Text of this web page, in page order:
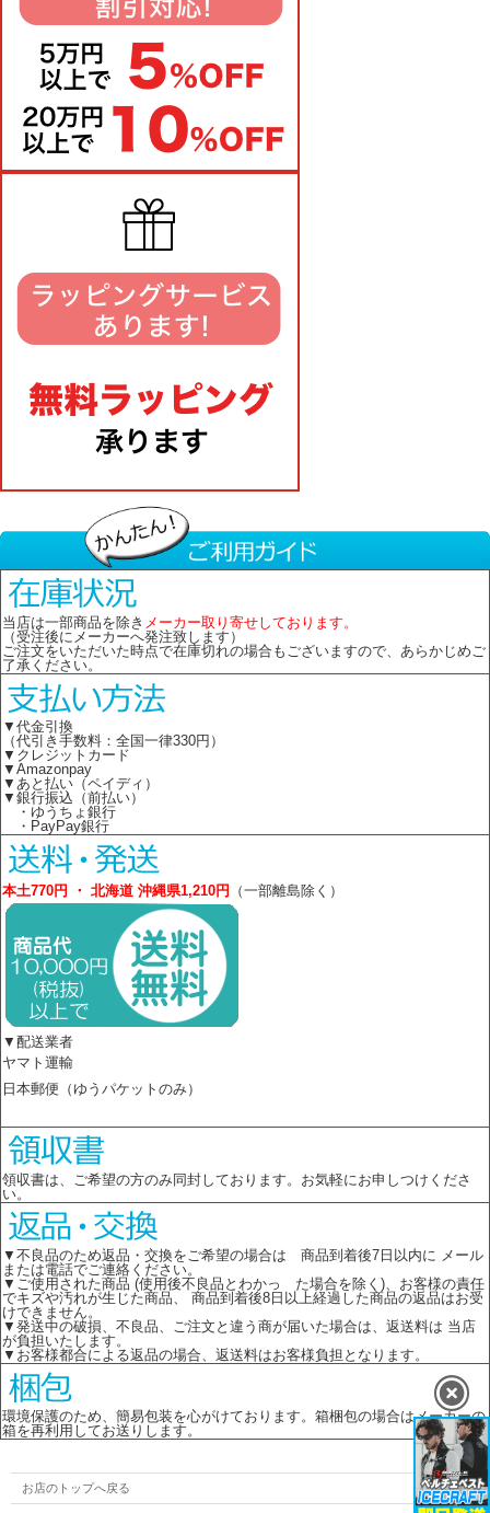
当店は一部商品を除き メーカー取り寄せしております。
（受注後にメーカーへ発注致します）
ご注文をいただいた時点で在庫切れの場合もございますので、あらかじめご
了承ください。
▼代金引換
（代引き手数料：全国一律330円）
▼クレジットカード
▼Amazonpay
▼あと払い（ペイディ）
▼銀行振込（前払い）
・ゆうちょ銀行
・PayPay銀行
本土770円 ・ 北海道 沖縄県1,210円 （一部離島除く）
▼配送業者
ヤマト運輸
日本郵便（ゆうパケットのみ）
領収書は、ご希望の方のみ同封しております。お気軽にお申しつけくださ
い。
▼不良品のため返品・交換をご希望の場合は 商品到着後7日以内に メール
または電話でご連絡ください。
▼ご使用された商品 (使用後不良品とわかっ た場合を除く)、お客様の責任
でキズや汚れが生じた商品、 商品到着後8日以上経過した商品の返品はお受
けできません。
▼発送中の破損、不良品、ご注文と違う商が届いた場合は、返送料は 当店
が負担いたします。
▼お客様都合による返品の場合、返送料はお客様負担となります。
環境保護のため、簡易包装を心がけております。箱梱包の場合はメーカーの
箱を再利用してお送りします。
お店のトップへ戻る